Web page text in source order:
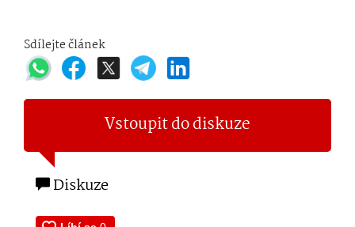
Sdílejte článek
Vstoupit do diskuze
Diskuze